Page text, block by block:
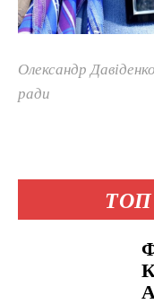
ТОП
Олександр
ради